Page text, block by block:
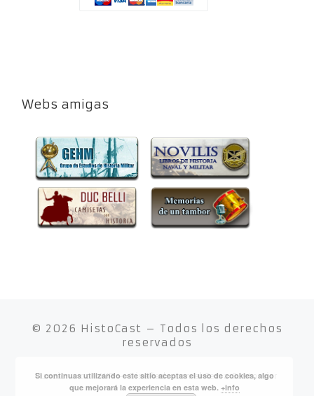
Webs amigas
© 2026 HistoCast – Todos los derechos
reservados
Funciona conWP– Diseñado con elTema Customizr
Si continuas utilizando este sitio aceptas el uso de cookies, algo
que mejorará la experiencia en esta web. +info